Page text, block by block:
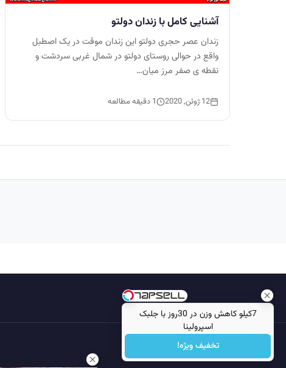
7کیلو کاهش وزن در 30روز با جلبک
اسپرولینا
تخفیف ویژه!
آشنایی کامل با زندان دولتو
زندان عصر حجری دولتو این زندان موقت در یک اصطبل
واقع در حوالی روستای دولتو در شمال غربی سردشت و
نقطه ی صفر مرز میان…
12 ژوئن, 2020 1 دقیقه مطالعه